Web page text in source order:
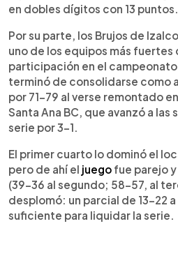
en dobles dígitos con 13 puntos.
Por su parte, los Brujos de
uno de los equipos más fuertes
participación en el
terminó de consolidarse como
por 71-79 al verse remontado
Santa Ana BC, que avanzó a las
serie por 3-1.
El primer cuarto lo dominó el
pero de ahí el juego fue parejo
(39-36 al segundo; 58-57, al
desplomó: un parcial de 13-22
suficiente para liquidar la serie.